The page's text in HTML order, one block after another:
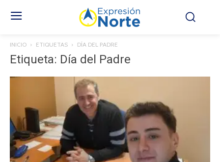
INICIO ETIQUETAS DÍA DEL PADRE
Etiqueta: Día del Padre